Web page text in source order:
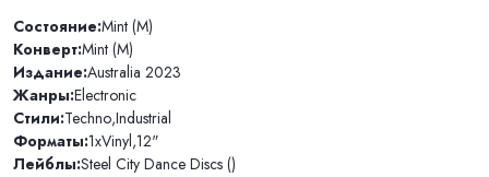
Состояние:Mint (M)
Конверт:Mint (M)
Издание:Australia 2023
Жанры:Electronic
Стили:Techno,Industrial
Форматы:1xVinyl,12"
Лейблы:Steel City Dance Discs ()